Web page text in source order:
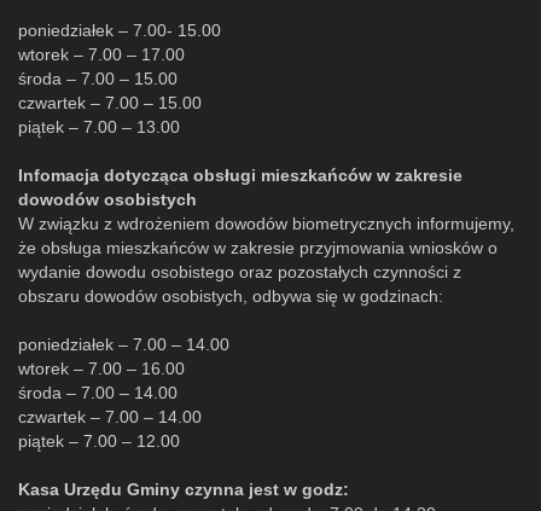
poniedziałek – 7.00- 15.00
wtorek – 7.00 – 17.00
środa – 7.00 – 15.00
czwartek – 7.00 – 15.00
piątek – 7.00 – 13.00
Infomacja dotycząca obsługi mieszkańców w zakresie
dowodów osobistych
W związku z wdrożeniem dowodów biometrycznych informujemy,
że obsługa mieszkańców w zakresie przyjmowania wniosków o
wydanie dowodu osobistego oraz pozostałych czynności z
obszaru dowodów osobistych, odbywa się w godzinach:
poniedziałek – 7.00 – 14.00
wtorek – 7.00 – 16.00
środa – 7.00 – 14.00
czwartek – 7.00 – 14.00
piątek – 7.00 – 12.00
Kasa Urzędu Gminy czynna jest w godz: